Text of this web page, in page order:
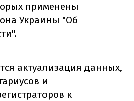
применены
Украины "Об
актуализация данных,
и
к